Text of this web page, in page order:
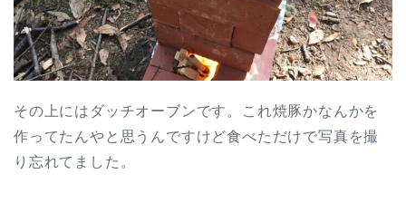
その上にはダッチオーブンです。これ焼豚かなんかを
作ってたんやと思うんですけど食べただけで写真を撮
り忘れてました。